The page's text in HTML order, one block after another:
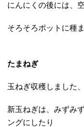
にんにくの後には、
そろそろポットに種
たまねぎ
玉ねぎ収穫しました
新玉ねぎは、みずみ
ングにしたり